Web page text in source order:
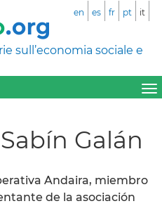
sull’economia sociale e
en es fr pt it
Galán
Andaira, miembro
de la asociación